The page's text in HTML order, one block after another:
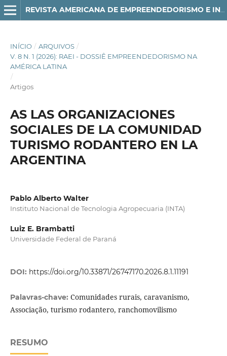
REVISTA AMERICANA DE EMPREENDEDORISMO E INOVAÇÃO
INÍCIO / ARQUIVOS /
V. 8 N. 1 (2026): RAEI - DOSSIÊ EMPREENDEDORISMO NA
AMÉRICA LATINA
/
Artigos
AS LAS ORGANIZACIONES
SOCIALES DE LA COMUNIDAD
TURISMO RODANTERO EN LA
ARGENTINA
Pablo Alberto Walter
Instituto Nacional de Tecnologia Agropecuaria (INTA)
Luiz E. Brambatti
Universidade Federal de Paraná
DOI: https://doi.org/10.33871/26747170.2026.8.1.11191
Palavras-chave: Comunidades rurais, caravanismo,
Associação, turismo rodantero, ranchomovilismo
RESUMO